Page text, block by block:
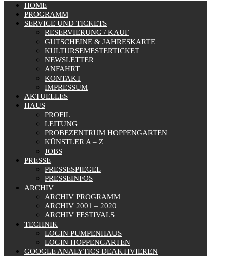
HOME
PROGRAMM
SERVICE UND TICKETS
RESERVIERUNG / KAUF
GUTSCHEINE & JAHRESKARTE
KULTURSEMESTERTICKET
NEWSLETTER
ANFAHRT
KONTAKT
IMPRESSUM
AKTUELLES
HAUS
PROFIL
LEITUNG
PROBEZENTRUM HOPPENGARTEN
KÜNSTLER A – Z
JOBS
PRESSE
PRESSESPIEGEL
PRESSEINFOS
ARCHIV
ARCHIV PROGRAMM
ARCHIV 2001 – 2020
ARCHIV FESTIVALS
TECHNIK
LOGIN PUMPENHAUS
LOGIN HOPPENGARTEN
GOOGLE ANALYTICS DEAKTIVIEREN